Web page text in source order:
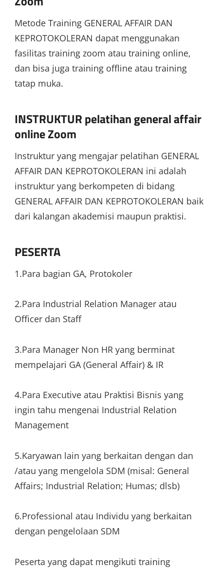
Metode Training GENERAL AFFAIR DAN
KEPROTOKOLERAN dapat menggunakan
fasilitas training zoom atau training online,
dan bisa juga training offline atau training
tatap muka.
INSTRUKTUR pelatihan general affair
online Zoom
Instruktur yang mengajar pelatihan GENERAL
AFFAIR DAN KEPROTOKOLERAN ini adalah
instruktur yang berkompeten di bidang
GENERAL AFFAIR DAN KEPROTOKOLERAN baik
dari kalangan akademisi maupun praktisi.
PESERTA
1.Para bagian GA, Protokoler
2.Para Industrial Relation Manager atau
Officer dan Staff
3.Para Manager Non HR yang berminat
mempelajari GA (General Affair) & IR
4.Para Executive atau Praktisi Bisnis yang
ingin tahu mengenai Industrial Relation
Management
5.Karyawan lain yang berkaitan dengan dan
/atau yang mengelola SDM (misal: General
Affairs; Industrial Relation; Humas; dlsb)
6.Professional atau Individu yang berkaitan
dengan pengelolaan SDM
Peserta yang dapat mengikuti training